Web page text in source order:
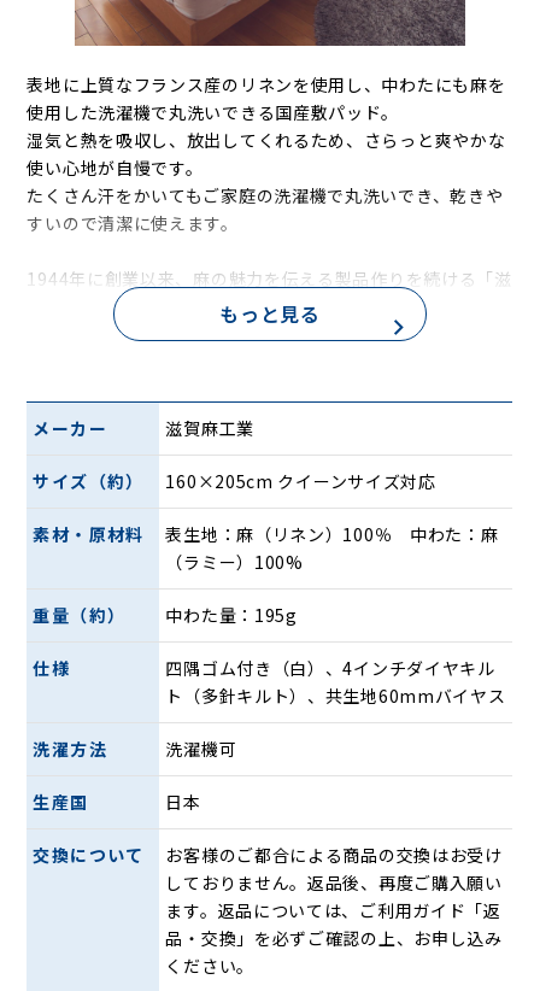
表地に上質なフランス産のリネンを使用し、中わたにも麻を
使用した洗濯機で丸洗いできる国産敷パッド。
湿気と熱を吸収し、放出してくれるため、さらっと爽やかな
使い心地が自慢です。
たくさん汗をかいてもご家庭の洗濯機で丸洗いでき、乾きや
すいので清潔に使えます。
1944年に創業以来、麻の魅力を伝える製品作りを続ける「滋
賀麻工業」が手掛ける逸品。高温多湿な日本の夏もこの「洗
えるリネン敷パッド」で快適に乗り切りましょう。
今年の夏は日本製「洗えるリネン」の寝具で快
適な睡眠を
高温多湿な日本の夏。湿気や汗でベトつき、なかなか寝付け
なかったり、冷房をつけたままで寝て体調を崩してしまうと
そこで、汗をかいてもベタつかず、サラッとした快適な肌ざ
そして、たくさん汗をかくので自宅で洗濯ができ、すぐ乾く
寝具が理想です。
実はそんな理想を叶えてくれるのが「麻」を使った寝具で
シャリっとした肌ざわりが特長で、吸湿性と放湿性が高く、
汗を吸ってもためずに放出して、肌にまとわりつかずサラッ
とした使い心地です。
熱伝導率が高く、体の熱を奪い、奪った熱を放つ力があるの
で常に温度を低く保つ働きがあります。
そんな高温多湿の日本の夏に適した機能を持った素材を何年
も昔から好んで使用していたのです。
もっと見る
メーカー 滋賀麻工業
サイズ（約） 160×205cm クイーンサイズ対応
素材・原材料
表生地：麻（リネン）100％ 中わた：麻
（ラミー）100%
重量（約） 中わた量：195g
仕様
四隅ゴム付き（白）、4インチダイヤキル
ト（多針キルト）、共生地60mmバイヤス
洗濯方法 洗濯機可
生産国 日本
交換について
お客様のご都合による商品の交換はお受け
しておりません。返品後、再度ご購入願い
ます。返品については、ご利用ガイド「返
品・交換」を必ずご確認の上、お申し込み
ください。